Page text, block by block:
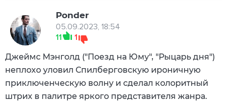
Ponder
05.09.2023, 18:54
11
1
Джеймс Мэнголд ("Поезд на Юму", "Рыцарь дня")
неплохо уловил Спилберговскую ироничную
приключенческую волну и сделал колоритный
штрих в палитре яркого представителя жанра.